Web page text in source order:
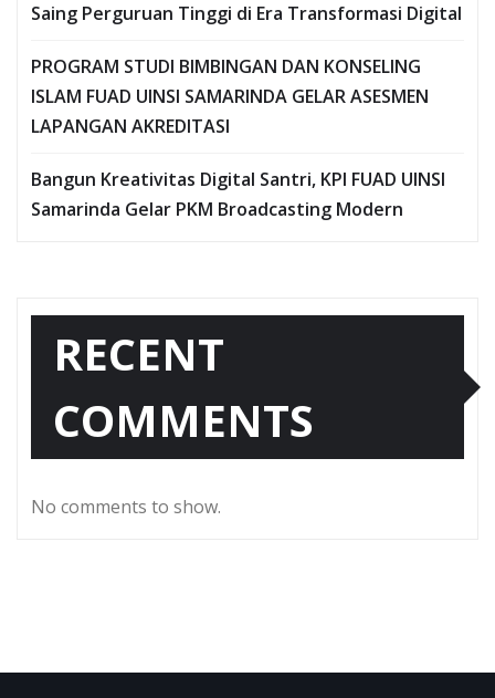
Saing Perguruan Tinggi di Era Transformasi Digital
PROGRAM STUDI BIMBINGAN DAN KONSELING
ISLAM FUAD UINSI SAMARINDA GELAR ASESMEN
LAPANGAN AKREDITASI
Bangun Kreativitas Digital Santri, KPI FUAD UINSI
Samarinda Gelar PKM Broadcasting Modern
RECENT
COMMENTS
No comments to show.